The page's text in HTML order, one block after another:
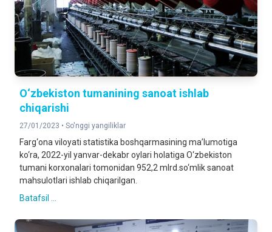
O‘zbekiston tumanining sanoat ishlab
chiqarishi
27/01/2023 • So'nggi yangiliklar
Farg‘ona viloyati statistika boshqarmasining ma’lumotiga
ko‘ra, 2022-yil yanvar-dekabr oylari holatiga O‘zbekiston
tumani korxonalari tomonidan 952,2 mlrd.so‘mlik sanoat
mahsulotlari ishlab chiqarilgan.
Batafsil ...